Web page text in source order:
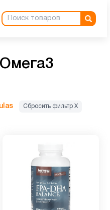
Сбросить фильтр Х